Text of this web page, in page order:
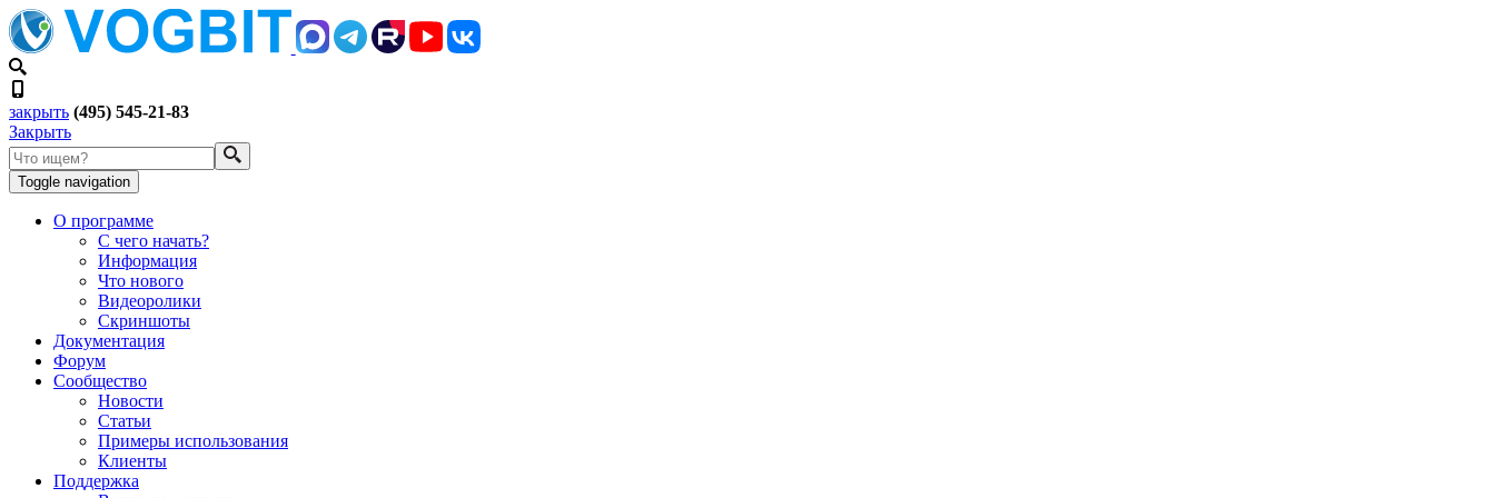
закрыть (495) 545-21-83
Закрыть
Toggle navigation
О программе
С чего начать?
Информация
Что нового
Видеоролики
Скриншоты
Документация
Форум
Сообщество
Новости
Статьи
Примеры использования
Клиенты
Поддержка